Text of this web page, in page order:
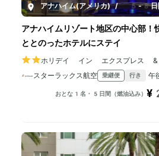
アナハイム(アメリカ) / 5-8日
アナハイムリゾート地区の中心部！
ととのったホテルにステイ
ホリデイ イン エクスプレス
リゾート エリア
スターラックス航空 乗継便 行き 午
おとな1名・5日間（燃油込み）